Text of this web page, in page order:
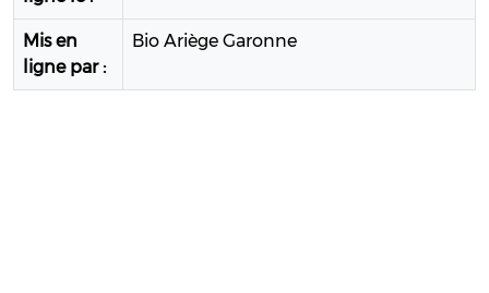
Mis en
ligne par :
Bio Ariège Garonne